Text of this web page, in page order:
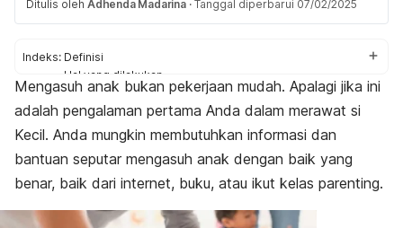
Ditulis oleh Adhenda Madarina · Tanggal diperbarui 07/02/2025
Indeks: Definisi
Hal yang dilakukan
Haruskah ikut?
Manfaat
Mengasuh anak bukan pekerjaan mudah. Apalagi jika ini
adalah pengalaman pertama Anda dalam merawat si
Kecil. Anda mungkin membutuhkan informasi dan
bantuan seputar mengasuh anak dengan baik yang
benar, baik dari internet, buku, atau ikut kelas parenting.